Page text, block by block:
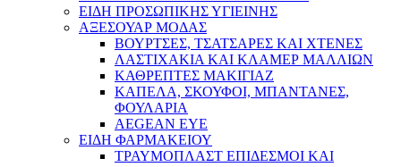
ΕΙΔΗ ΠΡΟΣΩΠΙΚΗΣ ΥΓΙΕΙΝΗΣ
ΑΞΕΣΟΥΑΡ ΜΟΔΑΣ
ΒΟΥΡΤΣΕΣ, ΤΣΑΤΣΑΡΕΣ ΚΑΙ ΧΤΕΝΕΣ
ΛΑΣΤΙΧΑΚΙΑ ΚΑΙ ΚΛΑΜΕΡ ΜΑΛΛΙΩΝ
ΚΑΘΡΕΠΤΕΣ ΜΑΚΙΓΙΑΖ
ΚΑΠΕΛΑ, ΣΚΟΥΦΟΙ, ΜΠΑΝΤΑΝΕΣ,
ΦΟΥΛΑΡΙΑ
AEGEAN EYE
ΕΙΔΗ ΦΑΡΜΑΚΕΙΟΥ
ΤΡΑΥΜΟΠΛΑΣΤ ΕΠΙΔΕΣΜΟΙ ΚΑΙ